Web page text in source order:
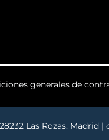
generales de
Las Rozas. Madrid